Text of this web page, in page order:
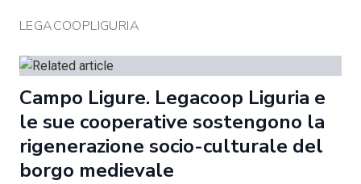
LEGACOOPLIGURIA
Campo Ligure. Legacoop Liguria e
le sue cooperative sostengono la
rigenerazione socio-culturale del
borgo medievale